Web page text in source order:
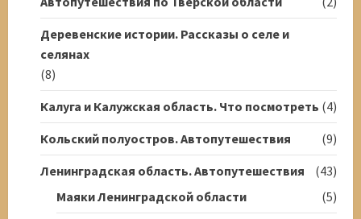
Деревенские истории. Рассказы о селе и
селянах
(8)
Калуга и Калужская область. Что посмотреть (4)
Кольский полуостров. Автопутешествия
(9)
Ленинградская область. Автопутешествия
(43)
Маяки Ленинградской области
(5)